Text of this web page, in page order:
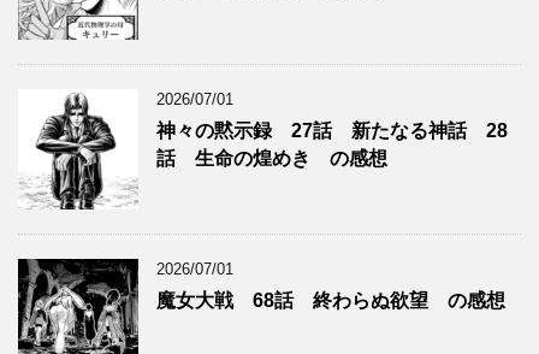
2026/07/01
神々の黙示録 27話 新たなる神話 28
話 生命の煌めき の感想
2026/07/01
魔女大戦 68話 終わらぬ欲望 の感想